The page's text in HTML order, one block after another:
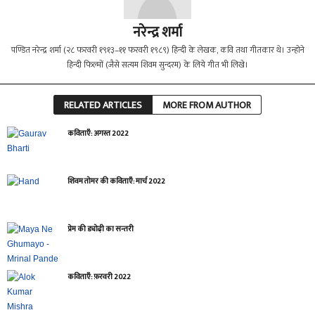
नरेन्द्र शर्मा
पण्डित नरेन्द्र शर्मा (२८ फरवरी १९१३–११ फरवरी १९८९) हिन्दी के लेखक, कवि तथा गीतकार थे। उन्होने
हिन्दी फिल्मों (जैसे सत्यम शिवम सुन्दरम) के लिये गीत भी लिखे।
RELATED ARTICLES MORE FROM AUTHOR
कविताएँ: अगस्त 2022
शिवम तोमर की कविताएँ: मार्च 2022
प्रेम की ड्योढ़ी का सन्तरी
कविताएँ: फ़रवरी 2022